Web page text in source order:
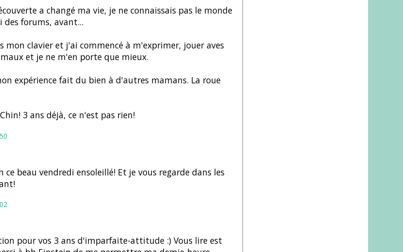
a changé ma vie, je ne connaissais pas le monde
des forums, avant...
mon clavier et j'ai commencé à m'exprimer, jouer aves
et je ne m'en porte que mieux.
expérience fait du bien à d'autres mamans. La roue
3 ans déjà, ce n'est pas rien!
ce beau vendredi ensoleillé! Et je vous regarde dans les
pour vos 3 ans d'imparfaite-attitude :) Vous lire est